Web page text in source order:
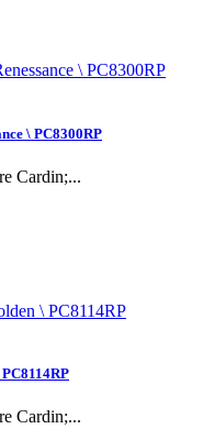
\ PC8300RP
Cardin;...
Cardin;...